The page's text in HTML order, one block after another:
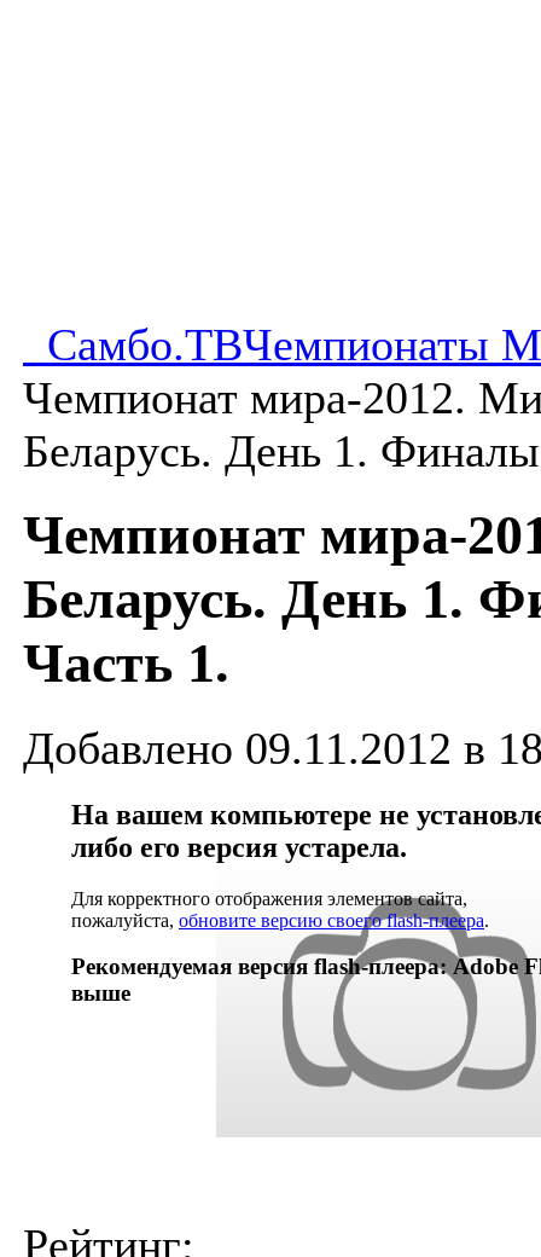
Самбо.ТВЧемпионаты
Чемпионат мира-2012.
Беларусь. День 1.
Чемпионат мира-
Беларусь. День 1.
Часть 1.
Добавлено 09.11.2012 в
На вашем компьютере не
либо его версия устарела.
Для корректного отображения элементов сайта,
пожалуйста, обновите версию своего flash-плеера.
Рекомендуемая версия flash-плеера: Adobe
выше
Рейтинг: